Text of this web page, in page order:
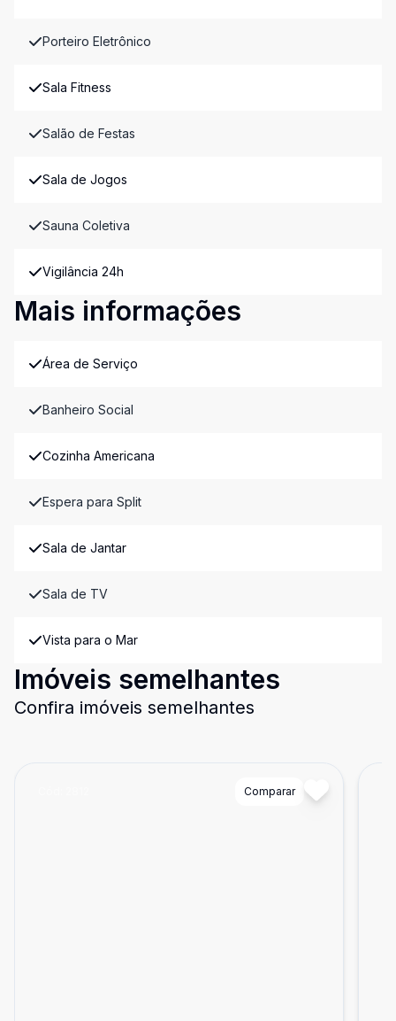
Porteiro Eletrônico
Sala Fitness
Salão de Festas
Sala de Jogos
Sauna Coletiva
Vigilância 24h
Mais informações
Área de Serviço
Banheiro Social
Cozinha Americana
Espera para Split
Sala de Jantar
Sala de TV
Vista para o Mar
Imóveis semelhantes
Confira imóveis semelhantes
Comparar